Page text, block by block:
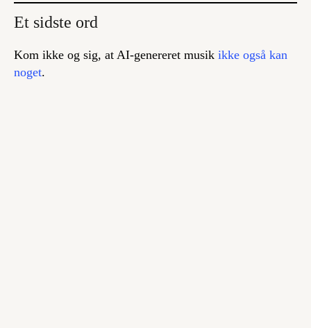
Et sidste ord
Kom ikke og sig, at AI-genereret musik ikke også kan
noget.